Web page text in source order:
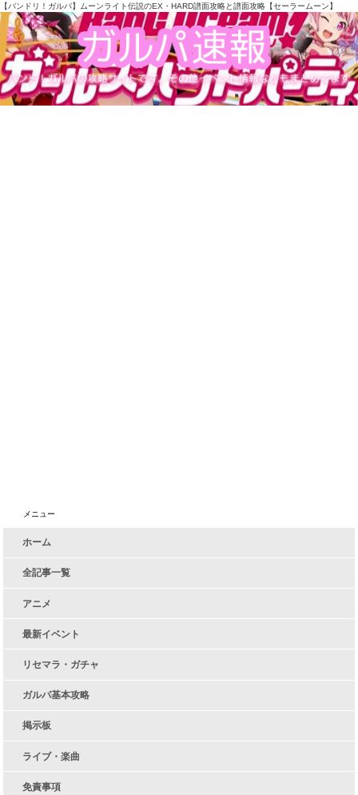
【バンドリ！ガルパ】ムーンライト伝説のEX・HARD譜面攻略と譜面攻略【セーラームーン】
メニュー
ホーム
全記事一覧
アニメ
最新イベント
リセマラ・ガチャ
ガルパ基本攻略
掲示板
ライブ・楽曲
免責事項